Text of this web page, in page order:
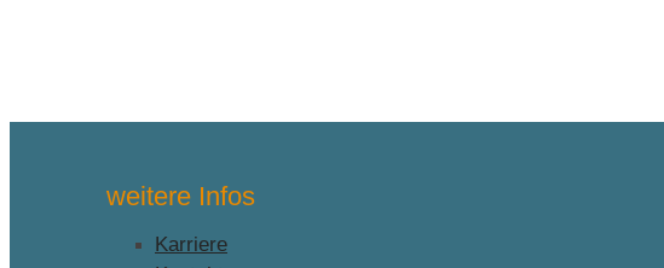
weitere Infos
Karriere